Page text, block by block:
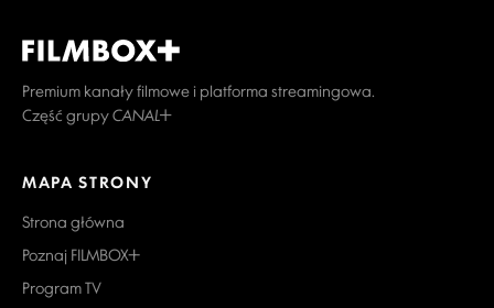
Premium kanały filmowe i platforma streamingowa.
Część grupy CANAL+
MAPA STRONY
Strona główna
Poznaj FILMBOX+
Program TV